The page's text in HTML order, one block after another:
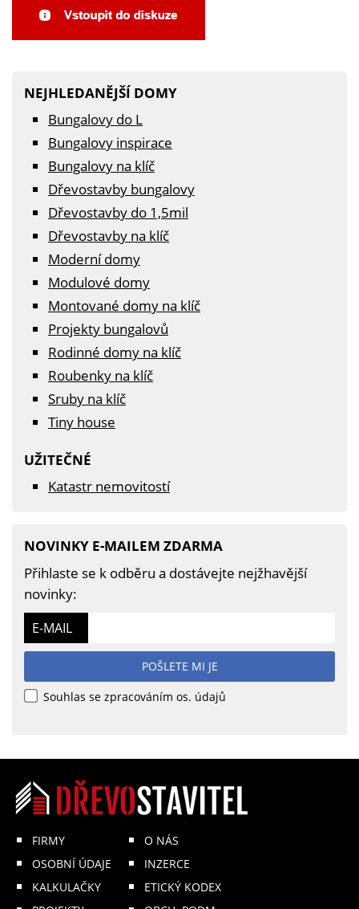
NEJHLEDANĚJŠÍ DOMY
Bungalovy do L
Bungalovy inspirace
Bungalovy na klíč
Dřevostavby bungalovy
Dřevostavby do 1,5mil
Dřevostavby na klíč
Moderní domy
Modulové domy
Montované domy na klíč
Projekty bungalovů
Rodinné domy na klíč
Roubenky na klíč
Sruby na klíč
Tiny house
UŽITEČNÉ
Katastr nemovitostí
NOVINKY E-MAILEM ZDARMA
Přihlaste se k odběru a dostávejte nejžhavější
novinky:
E-MAIL
POŠLETE MI JE
Souhlas se zpracováním os. údajů
FIRMY
OSOBNÍ ÚDAJE
KALKULAČKY
O NÁS
INZERCE
ETICKÝ KODEX